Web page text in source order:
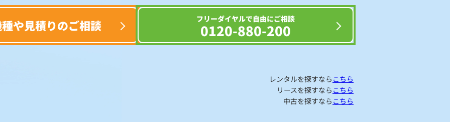
や見積りのご相談 フリーダイヤルで自由にご相談
0120-880-200
レンタルを探すなら こちら
リースを探すなら こちら
中古を探すなら こちら